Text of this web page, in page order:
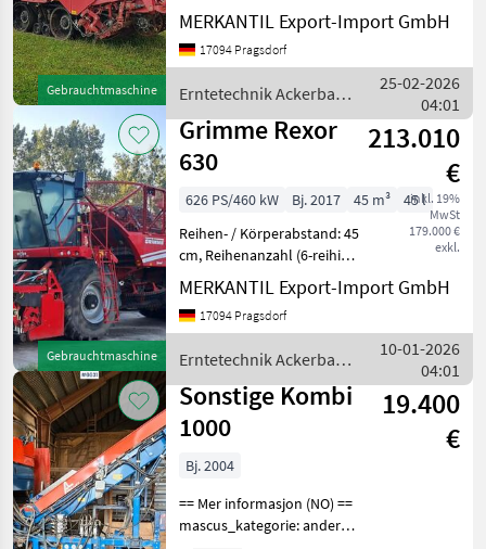
Gebrauchtmaschine
Hydrostatischer Antrieb,
Kamera /
Videoüberwachung,
________ Eigene
Bordhydraulik Elektrohyd
MERKANTIL Export-Import GmbH
17094 Pragsdorf
Erntetechnik Ackerbau
/ Grimme
25-02-2026
04:01
Gebrauchtmaschine
Grimme Rexor
630
213.010
€
inkl. 19%
MwSt
179.000 €
exkl.
626 PS/460 kW Bj. 2017 45 m³
45 l
Reihen- / Körperabstand: 45
cm, Reihenanzahl (6-reihig),
Hydrostatischer Antrieb,
Kabine, Klimaanlage -
manuell, Rundumleuchte,
Überladebunker ____
MERKANTIL Export-Import GmbH
17094 Pragsdorf
Erntetechnik Ackerbau
/ Grimme
10-01-2026
04:01
Sonstige Kombi
1000
19.400
€
Bj. 2004
== Mer informasjon (NO) ==
mascus_kategorie: andere